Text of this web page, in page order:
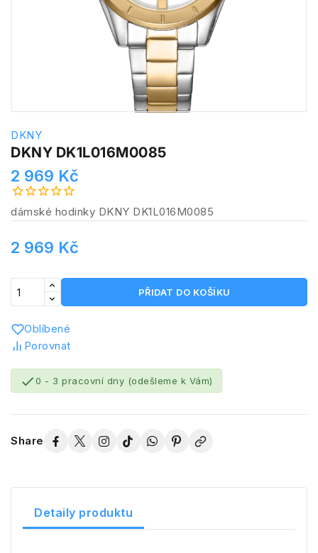
DKNY
DKNY DK1L016M0085
2 969 Kč
dámské hodinky DKNY DK1L016M0085
2 969 Kč
PŘIDAT DO KOŠÍKU
Oblíbené
Porovnat
0 - 3 pracovní dny (odešleme k Vám)
Share
Detaily produktu